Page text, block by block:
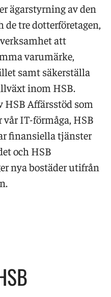
ägarstyrning av den
tre dotterföretagen,
att
varumärke,
samt säkerställa
inom HSB.
HSB Affärsstöd som
IT-förmåga, HSB
finansiella tjänster
och HSB
nya bostäder utifrån